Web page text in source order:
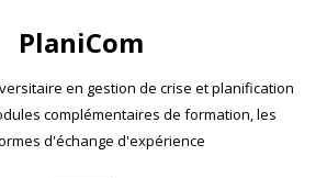
PlaniCom
en gestion de crise et planification
complémentaires de formation, les
d'échange d'expérience